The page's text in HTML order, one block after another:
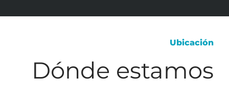
Ubicación
Dónde estamos